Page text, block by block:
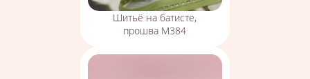
Шитьё на батисте,
прошва М384